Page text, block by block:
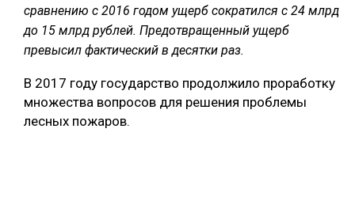
сравнению с 2016 годом ущерб сократился с 24 млрд
до 15 млрд рублей. Предотвращенный ущерб
превысил фактический в десятки раз.
В 2017 году государство продолжило проработку
множества вопросов для решения проблемы
лесных пожаров.